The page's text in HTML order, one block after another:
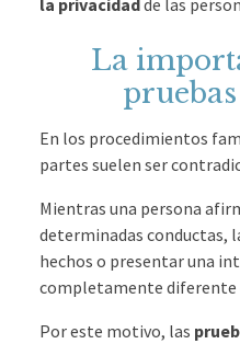
la privacidadde las
La
En los procedimientos
partes suelen ser
Mientras una persona
determinadas conductas,
hechos o presentar una
completamente diferente
Por este motivo, las